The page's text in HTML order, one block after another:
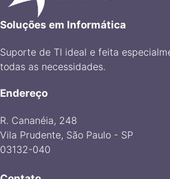
Soluções em Informática
Suporte de TI ideal e feita
todas as necessidades.
Endereço
R. Cananéia, 248
Vila Prudente, São Paulo - SP
03132-040